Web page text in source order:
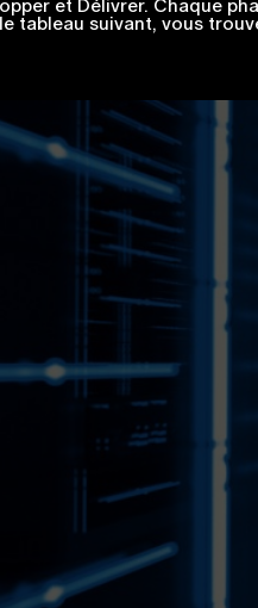
et Délivrer. Chaque
tableau suivant, vous